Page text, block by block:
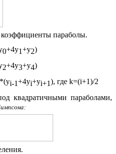
коэффициенты параболы.
0+4y1+y2)
2+4y3+y4)
i-1+4yi+yi+1), где k=(i+1)/2
квадратичными параболами,